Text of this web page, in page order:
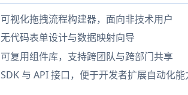
可视化拖拽流程构建器，面向非技术用户
无代码表单设计与数据映射向导
可复用组件库，支持跨团队与跨部门共享
SDK 与 API 接口，便于开发者扩展自动化能